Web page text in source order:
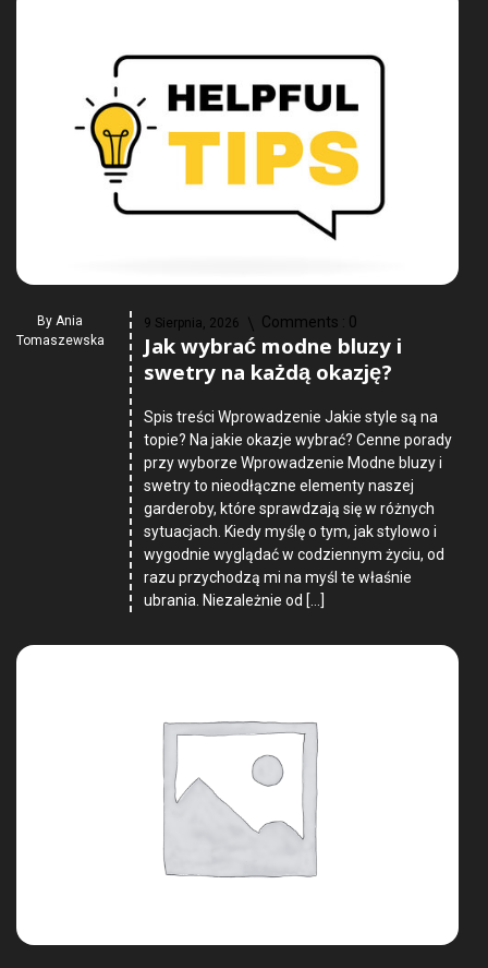
By Ania
Tomaszewska
9 Sierpnia, 2026 Comments : 0
Jak wybrać modne bluzy i
swetry na każdą okazję?
Spis treści Wprowadzenie Jakie style są na
topie? Na jakie okazje wybrać? Cenne porady
przy wyborze Wprowadzenie Modne bluzy i
swetry to nieodłączne elementy naszej
garderoby, które sprawdzają się w różnych
sytuacjach. Kiedy myślę o tym, jak stylowo i
wygodnie wyglądać w codziennym życiu, od
razu przychodzą mi na myśl te właśnie
ubrania. Niezależnie od […]